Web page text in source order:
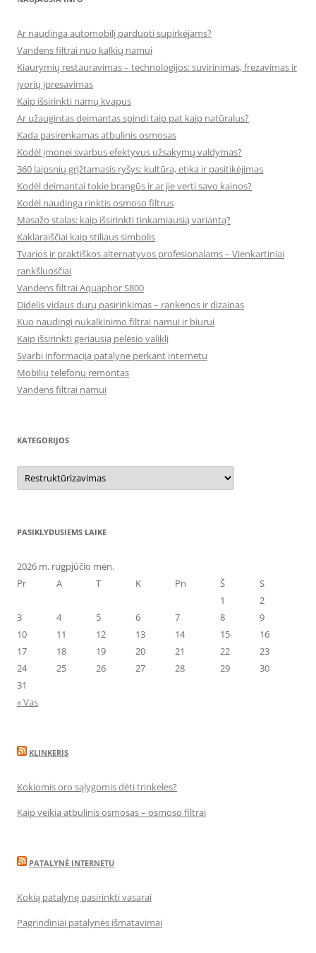
Ar naudinga automobilį parduoti supirkėjams?
Vandens filtrai nuo kalkių namui
Kiaurymių restauravimas – technologijos: suvirinimas, frezavimas ir
įvorių įpresavimas
Kaip išsirinkti namų kvapus
Ar užaugintas deimantas spindi taip pat kaip natūralus?
Kada pasirenkamas atbulinis osmosas
Kodėl įmonei svarbus efektyvus užsakymų valdymas?
360 laipsnių grįžtamasis ryšys: kultūra, etika ir pasitikėjimas
Kodėl deimantai tokie brangūs ir ar jie verti savo kainos?
Kodėl naudinga rinktis osmoso filtrus
Masažo stalas: kaip išsirinkti tinkamiausią variantą?
Kaklaraiščiai kaip stiliaus simbolis
Tvarios ir praktiškos alternatyvos profesionalams – Vienkartiniai
rankšluosčiai
Vandens filtrai Aquaphor S800
Didelis vidaus durų pasirinkimas – rankenos ir dizainas
Kuo naudingi nukalkinimo filtrai namui ir biurui
Kaip išsirinkti geriausią pelėsio valiklį
Svarbi informacija patalyne perkant internetu
Mobilių telefonų remontas
Vandens filtrai namui
KATEGORIJOS
Kategorijos
PASIKLYDUSIEMS LAIKE
2026 m. rugpjūčio mėn.
Pr
A T K Pn Š
S
1
2
3
4 5 6 7 8
9
10
11 12 13 14 15
16
17
18 19 20 21 22
23
24
25 26 27 28 29
30
31
« Vas
KLINKERIS
Kokiomis oro sąlygomis dėti trinkeles?
Kaip veikia atbulinis osmosas – osmoso filtrai
PATALYNĖ INTERNETU
Kokią patalynę pasirinkti vasarai
Pagrindiniai patalynės išmatavimai